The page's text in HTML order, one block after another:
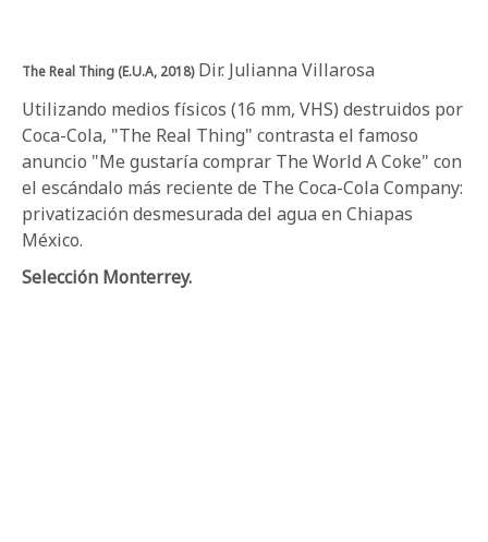
The Real Thing (E.U.A, 2018)Dir. Julianna Villarosa
Utilizando medios físicos (16 mm, VHS) destruidos por
Coca-Cola, "The Real Thing" contrasta el famoso
anuncio "Me gustaría comprar The World A Coke" con
el escándalo más reciente de The Coca-Cola Company:
privatización desmesurada del agua en Chiapas
México.
Selección Monterrey.